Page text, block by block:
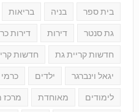
בית ספר בניה בריאות
גת סנטר דירות דירות
חדשות קריית גת חדשות
יגאל וינברגר ילדים
לימודים מאוחדת מרכז